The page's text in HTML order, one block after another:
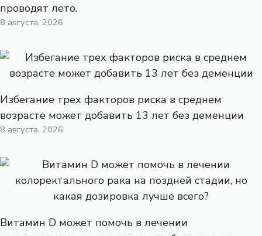
проводят лето.
8 августа, 2026
Избегание трех факторов риска в среднем
возрасте может добавить 13 лет без деменции
8 августа, 2026
Витамин D может помочь в лечении